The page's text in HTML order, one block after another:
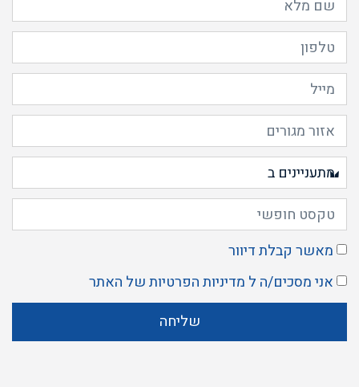
מאשר קבלת דיוור
אני מסכים/ה ל מדיניות הפרטיותשל האתר
שליחה